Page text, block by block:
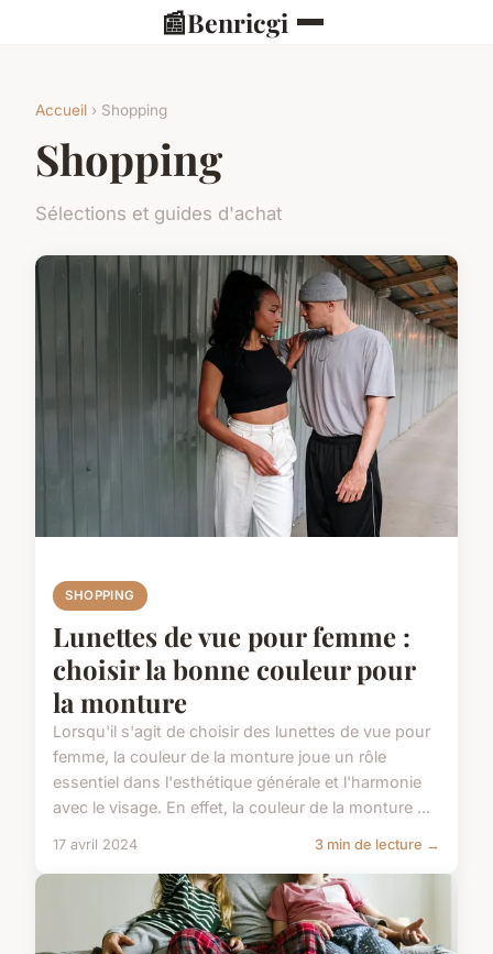
📰Benricgi
Accueil › Shopping
Shopping
Sélections et guides d'achat
SHOPPING
Lunettes de vue pour femme :
choisir la bonne couleur pour
la monture
Lorsqu'il s'agit de choisir des lunettes de vue pour
femme, la couleur de la monture joue un rôle
essentiel dans l'esthétique générale et l'harmonie
avec le visage. En effet, la couleur de la monture ...
17 avril 2024 3 min de lecture →